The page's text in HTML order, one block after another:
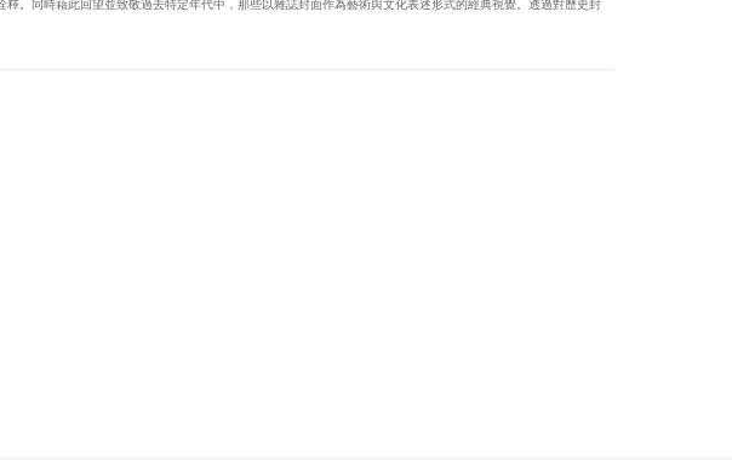
同時藉此回望並致敬過去特定年代中，那些以雜誌封面作為藝術與文化表述形式的經典視覺。透過對歷史封